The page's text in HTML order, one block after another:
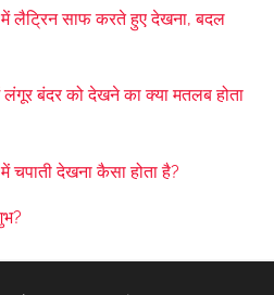
लैट्रिन साफ करते हुए देखना, बदल
बंदर को देखने का क्या मतलब होता
चपाती देखना कैसा होता है?